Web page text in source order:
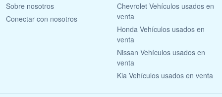
Sobre nosotros
Conectar con nosotros
Chevrolet Vehículos usados en
venta
Honda Vehículos usados en
venta
Nissan Vehículos usados en
venta
Kia Vehículos usados en venta